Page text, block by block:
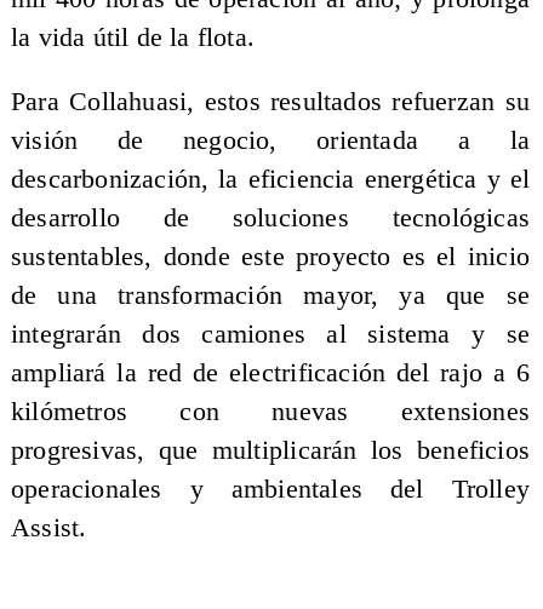
la vida útil de la flota.
Para Collahuasi, estos resultados refuerzan su
visión de negocio, orientada a la
descarbonización, la eficiencia energética y el
desarrollo de soluciones tecnológicas
sustentables, donde este proyecto es el inicio
de una transformación mayor, ya que se
integrarán dos camiones al sistema y se
ampliará la red de electrificación del rajo a 6
kilómetros con nuevas extensiones
progresivas, que multiplicarán los beneficios
operacionales y ambientales del Trolley
Assist.